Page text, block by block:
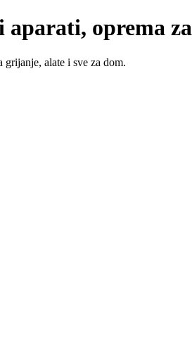
oprema
grijanje, alate i sve za dom.